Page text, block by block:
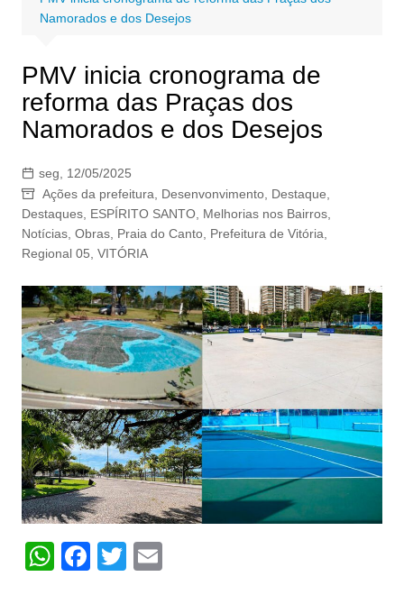
Namorados e dos Desejos
PMV inicia cronograma de
reforma das Praças dos
Namorados e dos Desejos
seg, 12/05/2025
Ações da prefeitura
Desenvonvimento, Destaque
Destaques, ESPÍRITO SANTO, Melhorias nos Bairros,
Notícias, Obras, Praia do Canto, Prefeitura de Vitória
Regional 05 VITÓRIA
W F T E